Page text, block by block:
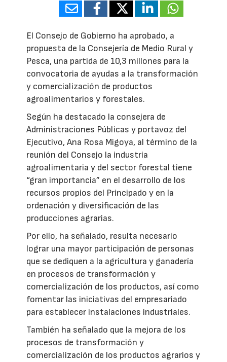
El Consejo de Gobierno ha aprobado, a
propuesta de la Consejería de Medio Rural y
Pesca, una partida de 10,3 millones para la
convocatoria de ayudas a la transformación
y comercialización de productos
agroalimentarios y forestales.
Según ha destacado la consejera de
Administraciones Públicas y portavoz del
Ejecutivo, Ana Rosa Migoya, al término de la
reunión del Consejo la industria
agroalimentaria y del sector forestal tiene
“gran importancia” en el desarrollo de los
recursos propios del Principado y en la
ordenación y diversificación de las
producciones agrarias.
Por ello, ha señalado, resulta necesario
lograr una mayor participación de personas
que se dediquen a la agricultura y ganadería
en procesos de transformación y
comercialización de los productos, así como
fomentar las iniciativas del empresariado
para establecer instalaciones industriales.
También ha señalado que la mejora de los
procesos de transformación y
comercialización de los productos agrarios y